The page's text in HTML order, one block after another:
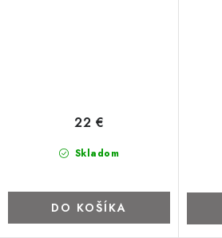
Skladom
22 €
DO KOŠÍKA